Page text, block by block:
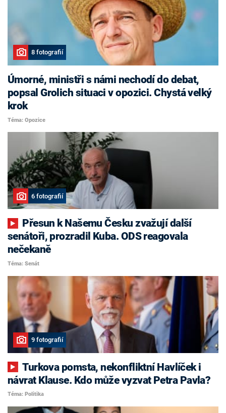
8 fotografií
Úmorné, ministři s námi nechodí do debat,
popsal Grolich situaci v opozici. Chystá velký
krok
Téma: Opozice
6 fotografií
senátoři, prozradil Kuba. ODS reagovala
nečekaně
Téma: Senát
9 fotografií
Turkova pomsta, nekonfliktní Havlíček i
návrat Klause. Kdo může vyzvat Petra Pavla?
Téma: Politika